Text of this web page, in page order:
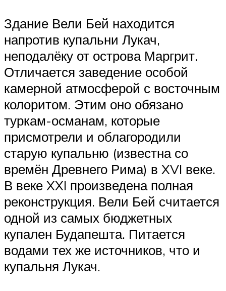
Здание Вели Бей находится
напротив купальни Лукач,
неподалёку от острова Маргрит.
Отличается заведение особой
камерной атмосферой с восточным
колоритом. Этим оно обязано
туркам-османам, которые
присмотрели и облагородили
старую купальню (известна со
времён Древнего Рима) в XVI веке.
В веке XXI произведена полная
реконструкция. Вели Бей считается
одной из самых бюджетных
купален Будапешта. Питается
водами тех же источников, что и
купальня Лукач.